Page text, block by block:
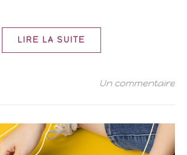
LIRE LA SUITE
Un commentaire